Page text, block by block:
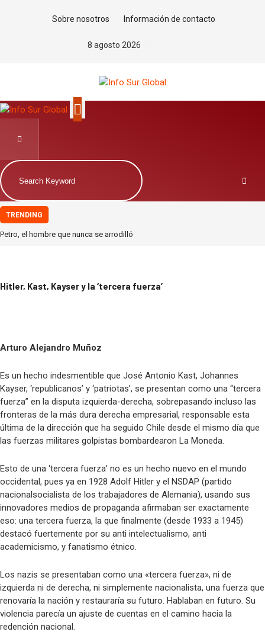
Sobre nosotros Información de contacto
8 agosto 2026
TRENDING
Petro, el hombre que nunca se arrodilló
Ante los riesgos de la Inteligencia Artificial, ¡Actuar Ya!. Por Saúl Escobar
De aquellos polvos, estos lodos El precio de renunciar a la brújula del
Hitler, Kast, Kayser y la ‘tercera fuerza’
Arturo Alejandro Muñoz
Es un hecho indesmentible que José Antonio Kast, Johannes
Kayser, ‘republicanos’ y ‘patriotas’, se presentan como una “tercera
fuerza” en la disputa izquierda-derecha, sobrepasando incluso las
fronteras de la más dura derecha empresarial, responsable esta
última de la dirección que ha seguido Chile desde el mismo día que
las fuerzas militares golpistas bombardearon La Moneda.
Esto de una ‘tercera fuerza’ no es un hecho nuevo en el mundo
occidental, pues ya en 1928 Adolf Hitler y el NSDAP (partido
nacionalsocialista de los trabajadores de Alemania), usando sus
innovadores medios de propaganda afirmaban ser exactamente
eso: una tercera fuerza, la que finalmente (desde 1933 a 1945)
destacó fuertemente por su anti intelectualismo, anti
academicismo, y fanatismo étnico.
Los nazis se presentaban como una «tercera fuerza», ni de
izquierda ni de derecha, ni simplemente nacionalista, una fuerza que
renovaría la nación y restauraría su futuro. Hablaban en futuro. Su
violencia parecía un ajuste de cuentas en el camino hacia la
redención nacional.